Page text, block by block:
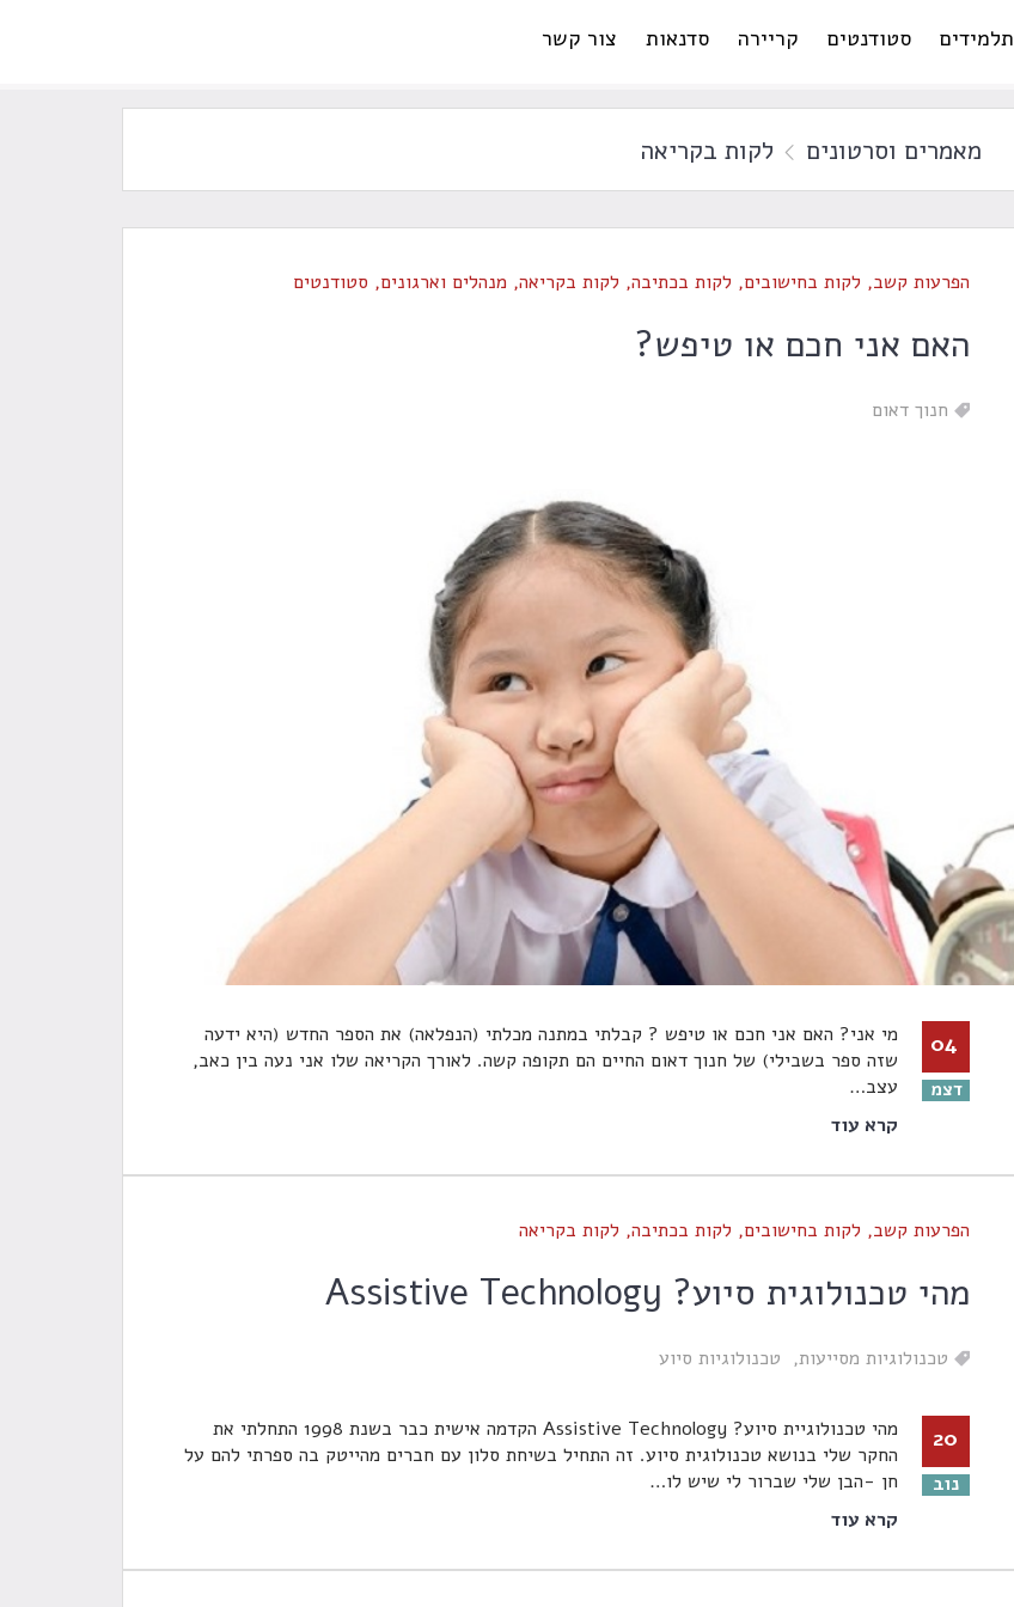
תלמידים סטודנטים קריירה סדנאות צור קשר
מאמרים וסרטונים לקות בקריאה
הפרעות קשב, לקות בחישובים, לקות בכתיבה, לקות בקריאה, מנהלים וארגונים, סטודנטים
האם אני חכם או טיפש?
חנוך דאום
04
דצמ
מי אני? האם אני חכם או טיפש ? קבלתי במתנה מכלתי (הנפלאה) את הספר החדש (היא ידעה
שזה ספר בשבילי) של חנוך דאום החיים הם תקופה קשה. לאורך הקריאה שלו אני נעה בין כאב,
עצב…
קרא עוד
הפרעות קשב, לקות בחישובים, לקות בכתיבה, לקות בקריאה
מהי טכנולוגית סיוע? Assistive Technology
טכנולוגיות מסייעות טכנולוגיות סיוע
20
נוב
מהי טכנולוגיית סיוע? Assistive Technology הקדמה אישית כבר בשנת 1998 התחלתי את
החקר שלי בנושא טכנולוגית סיוע. זה התחיל בשיחת סלון עם חברים מהייטק בה ספרתי להם על
חן -הבן שלי שברור לי שיש לו…
קרא עוד